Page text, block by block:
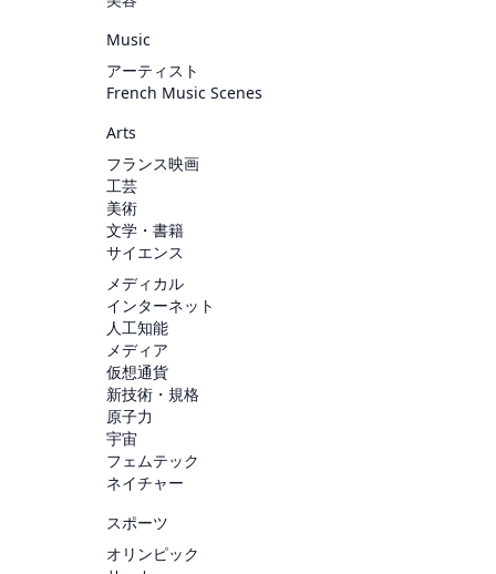
Music
アーティスト
French Music Scenes
Arts
フランス映画
工芸
美術
文学・書籍
サイエンス
メディカル
インターネット
人工知能
メディア
仮想通貨
新技術・規格
原子力
宇宙
フェムテック
ネイチャー
スポーツ
オリンピック